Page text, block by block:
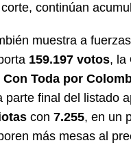
continúan
muestra a
159.197 votos, la
Con Toda por
parte final del listado
con 7.255, en un
más mesas al